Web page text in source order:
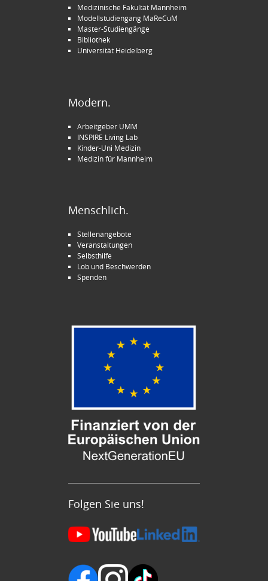
Medizinische Fakultät Mannheim
Modellstudiengang MaReCuM
Master-Studiengänge
Bibliothek
Universität Heidelberg
Modern.
Arbeitgeber UMM
INSPIRE Living Lab
Kinder-Uni Medizin
Medizin für Mannheim
Menschlich.
Stellenangebote
Veranstaltungen
Selbsthilfe
Lob und Beschwerden
Spenden
Folgen Sie uns!